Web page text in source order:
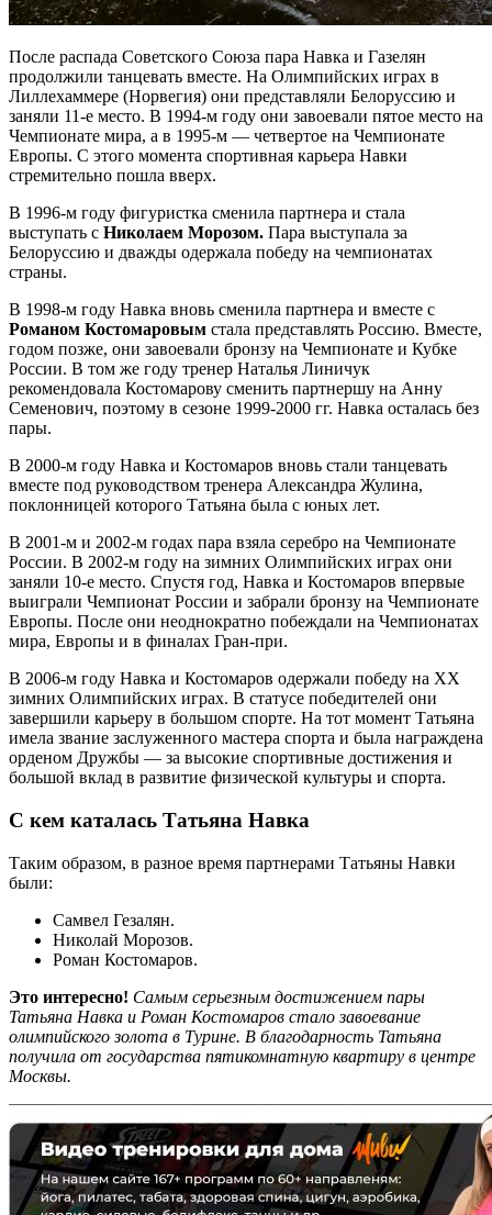
После распада Советского Союза пара Навка и Газелян
продолжили танцевать вместе. На Олимпийских играх в
Лиллехаммере (Норвегия) они представляли Белоруссию и
заняли 11-е место. В 1994-м году они завоевали пятое место на
Чемпионате мира, а в 1995-м — четвертое на Чемпионате
Европы. С этого момента спортивная карьера Навки
стремительно пошла вверх.
В 1996-м году фигуристка сменила партнера и стала
выступать с Николаем Морозом. Пара выступала за
Белоруссию и дважды одержала победу на чемпионатах
страны.
В 1998-м году Навка вновь сменила партнера и вместе с
Романом Костомаровым стала представлять Россию. Вместе,
годом позже, они завоевали бронзу на Чемпионате и Кубке
России. В том же году тренер Наталья Линичук
рекомендовала Костомарову сменить партнершу на Анну
Семенович, поэтому в сезоне 1999-2000 гг. Навка осталась без
пары.
В 2000-м году Навка и Костомаров вновь стали танцевать
вместе под руководством тренера Александра Жулина,
поклонницей которого Татьяна была с юных лет.
В 2001-м и 2002-м годах пара взяла серебро на Чемпионате
России. В 2002-м году на зимних Олимпийских играх они
заняли 10-е место. Спустя год, Навка и Костомаров впервые
выиграли Чемпионат России и забрали бронзу на Чемпионате
Европы. После они неоднократно побеждали на Чемпионатах
мира, Европы и в финалах Гран-при.
В 2006-м году Навка и Костомаров одержали победу на XX
зимних Олимпийских играх. В статусе победителей они
завершили карьеру в большом спорте. На тот момент Татьяна
имела звание заслуженного мастера спорта и была награждена
орденом Дружбы — за высокие спортивные достижения и
большой вклад в развитие физической культуры и спорта.
С кем каталась Татьяна Навка
Таким образом, в разное время партнерами Татьяны Навки
были:
Самвел Гезалян.
Николай Морозов.
Роман Костомаров.
Это интересно! Самым серьезным достижением пары
Татьяна Навка и Роман Костомаров стало завоевание
олимпийского золота в Турине. В благодарность Татьяна
получила от государства пятикомнатную квартиру в центре
Москвы.